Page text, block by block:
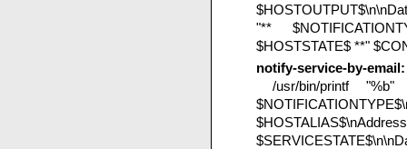
"**
$HOSTSTATE$ **"
notify-service-by-email:
/usr/bin/printf "%b"